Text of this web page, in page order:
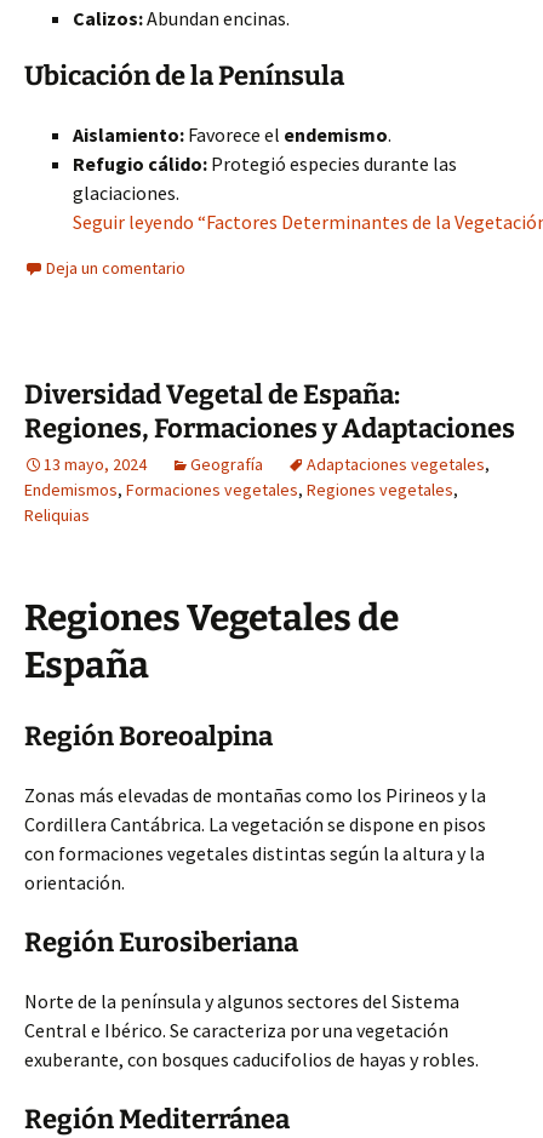
Calizos:Abundan encinas.
Ubicación de la Península
Aislamiento: Favorece el endemismo.
Refugio cálido: Protegió especies durante las
glaciaciones.
Seguir leyendo “Factores Determinantes de la
Deja un comentario
Diversidad Vegetal de España:
Regiones, Formaciones y Adaptaciones
13 mayo, 2024 Geografía Adaptaciones vegetales,
Endemismos, Formaciones vegetales, Regiones vegetales,
Reliquias
Regiones Vegetales de
España
Región Boreoalpina
Zonas más elevadas de montañas como los Pirineos y la
Cordillera Cantábrica. La vegetación se dispone en pisos
con formaciones vegetales distintas según la altura y la
orientación.
Región Eurosiberiana
Norte de la península y algunos sectores del Sistema
Central e Ibérico. Se caracteriza por una vegetación
exuberante, con bosques caducifolios de hayas y robles.
Región Mediterránea